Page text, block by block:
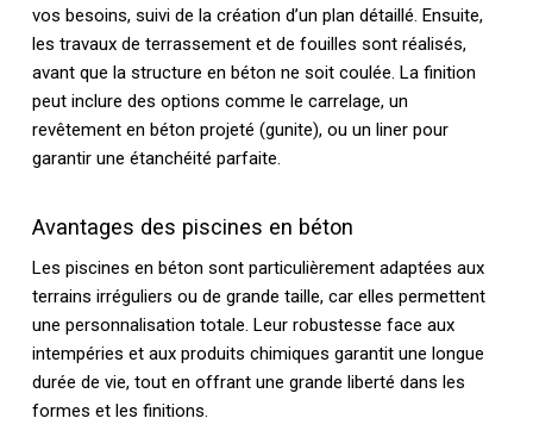
vos besoins, suivi de la création d’un plan détaillé. Ensuite,
les travaux de terrassement et de fouilles sont réalisés,
avant que la structure en béton ne soit coulée. La finition
peut inclure des options comme le carrelage, un
revêtement en béton projeté (gunite), ou un liner pour
garantir une étanchéité parfaite.
Avantages des piscines en béton
Les piscines en béton sont particulièrement adaptées aux
terrains irréguliers ou de grande taille, car elles permettent
une personnalisation totale. Leur robustesse face aux
intempéries et aux produits chimiques garantit une longue
durée de vie, tout en offrant une grande liberté dans les
formes et les finitions.